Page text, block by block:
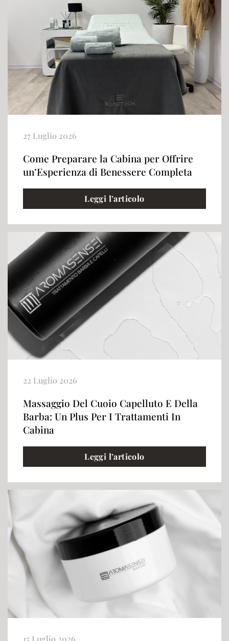
27 Luglio 2026
Come Preparare la Cabina per Offrire
un’Esperienza di Benessere Completa
Leggi l’articolo
22 Luglio 2026
Massaggio Del Cuoio Capelluto E Della
Barba: Un Plus Per I Trattamenti In
Cabina
Leggi l’articolo